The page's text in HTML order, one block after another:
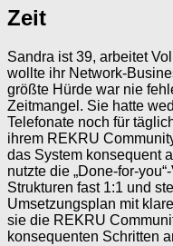
Zeit
Sandra ist 39, arbeitet
wollte ihr Network-
größte Hürde war nie
Zeitmangel. Sie hatte
Telefonate noch für
ihrem REKRU
das System konsequent
nutzte die „Done-for-
Strukturen fast 1:1 und
Umsetzungsplan mit
sie die REKRU
konsequenten Schritten